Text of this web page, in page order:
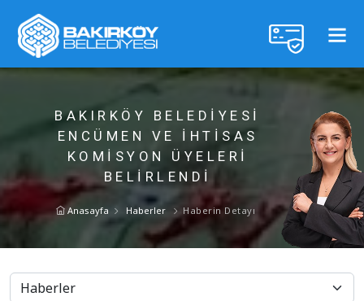
BAKIRKÖY BELEDİYESİ
ENCÜMEN VE İHTİSAS
KOMİSYON ÜYELERİ
BELİRLENDİ
Anasayfa Haberler Haberin Detayı